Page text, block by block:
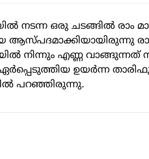
നടന്ന ഒരു ചടങ്ങില്‍ രാം
ആസ്പദമാക്കിയായിരുന്നു
നിന്നും എണ്ണ വാങ്ങുന്നത്
ഉയര്‍ന്ന
പറഞ്ഞിരുന്നു.